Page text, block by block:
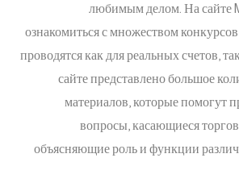
любимым делом. На сайте
ознакомиться с множеством
проводятся как для реальных счетов,
сайте представлено большое
материалов, которые помогут
вопросы, касающиеся
объясняющие роль и функции